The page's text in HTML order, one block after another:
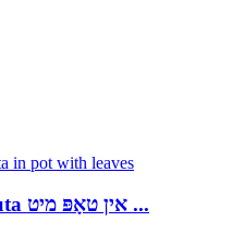
Cycas revoluta אין טאָפּ מיט ...